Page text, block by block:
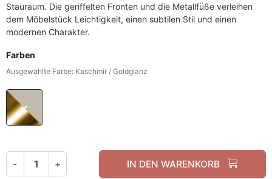
Stauraum. Die geriffelten Fronten und die Metallfüße verleihen
dem Möbelstück Leichtigkeit, einen subtilen Stil und einen
modernen Charakter.
Farben
Ausgewählte Farbe: Kaschmir / Goldglanz
Kaschmir / Goldglanz
- + IN DEN WARENKORB